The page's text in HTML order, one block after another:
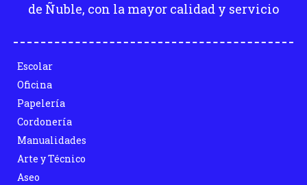
de Ñuble, con la mayor calidad y servicio
Escolar
Oficina
Papelería
Cordonería
Manualidades
Arte y Técnico
Aseo